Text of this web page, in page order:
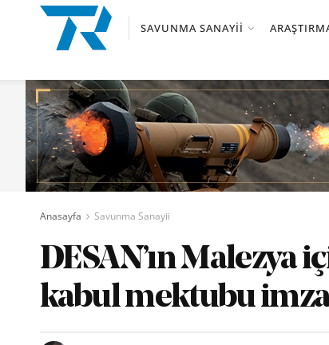
SAVUNMA SANAYII
Anasayfa Savunma Sanayii
DESAN’ın Malezya
kabul mektubu